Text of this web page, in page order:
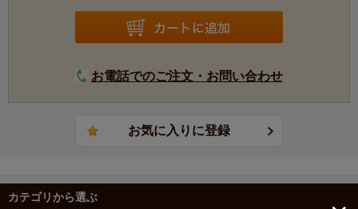
深いコクと甘み、冴え渡った鮮やかなエメラルドグリーン
の水色をぜひともお楽しみいただきたい逸品です。
お電話でのご注文・お問い合わせ
カテゴリから選ぶ